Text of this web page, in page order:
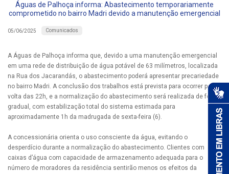
Águas de Palhoça informa: Abastecimento temporariamente
comprometido no bairro Madri devido a manutenção emergencial
05/06/2025 Comunicados
A Águas de Palhoça informa que, devido a uma manutenção emergencial
em uma rede de distribuição de água potável de 63 milímetros, localizada
na Rua dos Jacarandás, o abastecimento poderá apresentar precariedade
no bairro Madri. A conclusão dos trabalhos está prevista para ocorrer por
volta das 22h, e a normalização do abastecimento será realizada de forma
gradual, com estabilização total do sistema estimada para
aproximadamente 1h da madrugada de sexta-feira (6).
A concessionária orienta o uso consciente da água, evitando o
desperdício durante a normalização do abastecimento. Clientes com
caixas d’água com capacidade de armazenamento adequada para o
número de moradores da residência sentirão menos os efeitos da